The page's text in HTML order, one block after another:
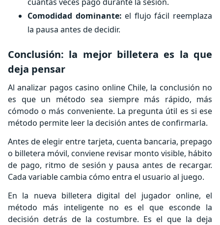
Comodidad dominante: el flujo fácil reemplaza
la pausa antes de decidir.
Conclusión: la mejor billetera es la que
deja pensar
Al analizar pagos casino online Chile, la conclusión no
es que un método sea siempre más rápido, más
cómodo o más conveniente. La pregunta útil es si ese
método permite leer la decisión antes de confirmarla.
Antes de elegir entre tarjeta, cuenta bancaria, prepago
o billetera móvil, conviene revisar monto visible, hábito
de pago, ritmo de sesión y pausa antes de recargar.
Cada variable cambia cómo entra el usuario al juego.
En la nueva billetera digital del jugador online, el
método más inteligente no es el que esconde la
decisión detrás de la costumbre. Es el que la deja